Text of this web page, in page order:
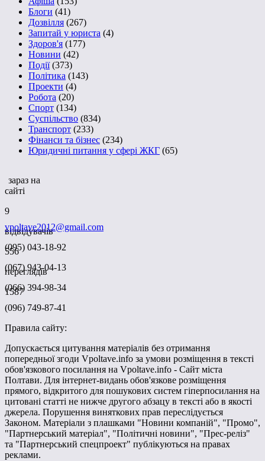
Блоги (41)
Дозвілля (267)
Запитай у юриста (4)
Здоров'я (177)
Новини (42)
Події(373)
Політика (143)
Проекти (4)
Робота (20)
Спорт (134)
Суспільство (834)
Транспорт (233)
Фінанси та бізнес (234)
Юридичні питання у сфері ЖКГ (65)
зараз на
сайті
9
відвідувачів
556
переглядів
1587
vpoltave2012@gmail.com
(095) 043-18-92
(067) 943-04-13
(066) 394-98-34
(096) 749-87-41
Правила сайту:
Допускається цитування матеріалів без отримання
попередньої згоди Vpoltave.info за умови розміщення в тексті
обов'язкового посилання на Vpoltave.info - Сайт міста
Полтави. Для інтернет-видань обов'язкове розміщення
прямого, відкритого для пошукових систем гіперпосилання на
цитовані статті не нижче другого абзацу в тексті або в якості
джерела. Порушення виняткових прав переслідується
Законом. Матеріали з плашками "Новини компаній", "Промо",
"Партнерський матеріал", "Політичні новини", "Прес-реліз"
та "Партнерський спецпроект" публікуються на правах
реклами.